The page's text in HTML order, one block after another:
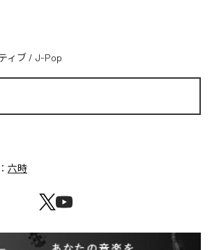
ィブ / J-Pop
六時